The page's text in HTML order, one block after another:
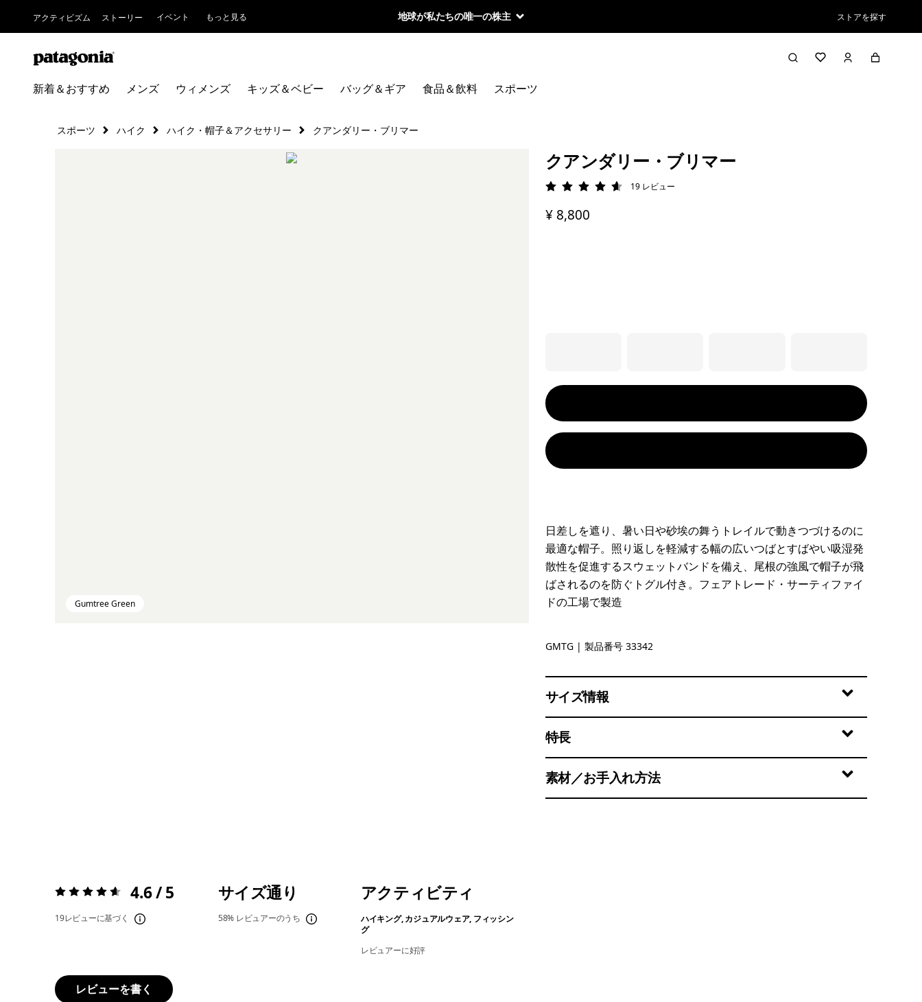
アクティビズム ストーリー イベント もっと見る 地球が私たちの唯一の株主 ストアを探す
新着＆おすすめ メンズ ウィメンズ キッズ＆ベビー バッグ＆ギア 食品＆飲料 スポーツ
スポーツ ハイク ハイク・帽子＆アクセサリー クアンダリー・ブリマー
Gumtree Green
クアンダリー・ブリマー
評価: 4.6 / 5
19 レビュー
¥ 8,800
日差しを遮り、暑い日や砂埃の舞うトレイルで動きつづけるのに
最適な帽子。照り返しを軽減する幅の広いつばとすばやい吸湿発
散性を促進するスウェットバンドを備え、尾根の強風で帽子が飛
ばされるのを防ぐトグル付き。フェアトレード・サーティファイ
ドの工場で製造
Gumtree Green
GMTG | 製品番号 33342
サイズ情報
特長
素材／お手入れ方法
評価:4.6 / 5 4.6 / 5
19レビューに基づく
サイズ通り
58% レビュアーのうち
アクティビティ
ハイキング, カジュアルウェア, フィッシン
グ
レビュアーに好評
レビューを書く